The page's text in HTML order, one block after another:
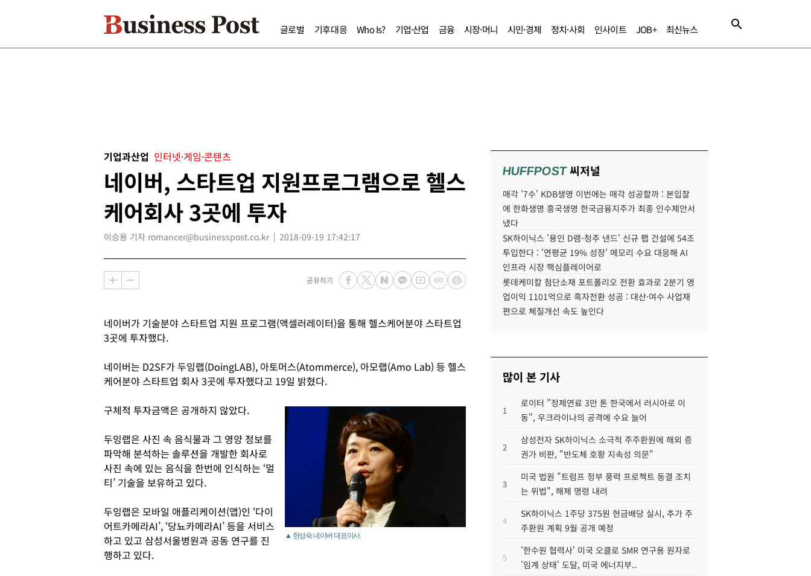
글로벌 기후대응 Who Is? 기업·산업 금융 시장·머니 시민·경제 정치·사회 인사이트 JOB+ 최신뉴스
기업과산업 인터넷·게임·콘텐츠
네이버, 스타트업 지원프로그램으로 헬스
케어회사 3곳에 투자
이승용 기자 romancer@businesspost.co.kr 2018-09-19 17:42:17
공유하기
네이버가 기술분야 스타트업 지원 프로그램(액셀러레이터)을 통해 헬스케어분야 스타트업
3곳에 투자했다.
네이버는 D2SF가 두잉랩(DoingLAB), 아토머스(Atommerce), 아모랩(Amo Lab) 등 헬스
케어분야 스타트업 회사 3곳에 투자했다고 19일 밝혔다.
▲ 한성숙 네이버 대표이사.
구체적 투자금액은 공개하지 않았다.
두잉랩은 사진 속 음식물과 그 영양 정보를
파악해 분석하는 솔루션을 개발한 회사로
사진 속에 있는 음식을 한번에 인식하는 ‘멀
티’ 기술을 보유하고 있다.
두잉랩은 모바일 애플리케이션(앱)인 ‘다이
어트카메라AI’, ‘당뇨카메라AI’ 등을 서비스
하고 있고 삼성서울병원과 공동 연구를 진
행하고 있다.
HUFFPOST씨저널
매각 '7수' KDB생명 이번에는 매각 성공할까 : 본입찰
에 한화생명 흥국생명 한국금융지주가 최종 인수제안서
냈다
SK하이닉스 '용인 D램-청주 낸드' 신규 팹 건설에 54조
투입한다 : '연평균 19% 성장' 메모리 수요 대응해 AI
인프라 시장 핵심플레이어로
롯데케미칼 첨단소재 포트폴리오 전환 효과로 2분기 영
업이익 1101억으로 흑자전환 성공 : 대산·여수 사업재
편으로 체질개선 속도 높인다
많이 본 기사
1
로이터 "정제연료 3만 톤 한국에서 러시아로 이
동", 우크라이나의 공격에 수요 늘어
2
삼성전자 SK하이닉스 소극적 주주환원에 해외 증
권가 비판, "반도체 호황 지속성 의문"
3
미국 법원 "트럼프 정부 풍력 프로젝트 동결 조치
는 위법", 해제 명령 내려
4
SK하이닉스 1주당 375원 현금배당 실시, 추가 주
주환원 계획 9월 공개 예정
5
'한수원 협력사' 미국 오클로 SMR 연구용 원자로
'임계 상태' 도달, 미국 에너지부..